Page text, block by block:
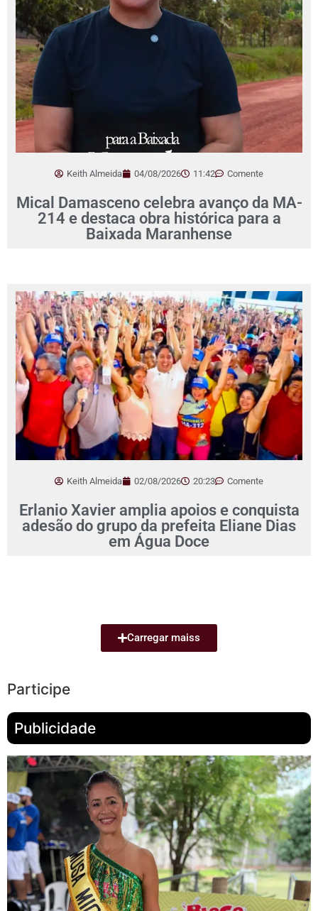
Keith Almeida 04/08/2026 11:42 Comente
Mical Damasceno celebra avanço da MA-
214 e destaca obra histórica para a
Baixada Maranhense
Keith Almeida 02/08/2026 20:23 Comente
Erlanio Xavier amplia apoios e conquista
adesão do grupo da prefeita Eliane Dias
em Água Doce
Carregar maiss
Participe
Publicidade